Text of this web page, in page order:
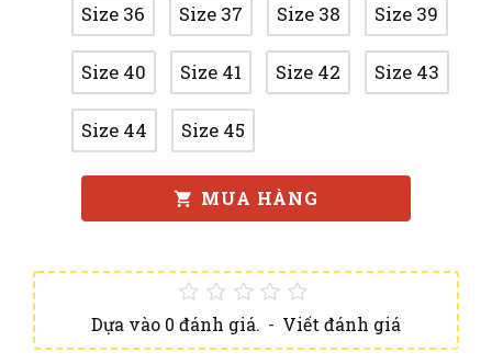
Dựa vào 0 đánh giá. - Viết đánh giá
Size 36 Size 37 Size 38 Size 39
Size 40 Size 41 Size 42 Size 43
Size 44 Size 45
MUA HÀNG